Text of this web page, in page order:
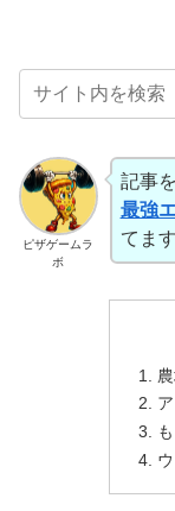
ピザゲームラ
ボ
記事
最強
てま